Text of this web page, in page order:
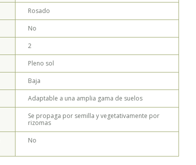
Rosado
No
2
Pleno sol
Baja
Adaptable a una amplia gama de suelos
Se propaga por semilla y vegetativamente por
rizomas
No